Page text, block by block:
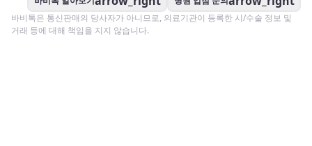
바비톡은 통신판매의 당사자가 아니므로, 의료기관이 등록한 시/수술 정보 및
거래 등에 대해 책임을 지지 않습니다.